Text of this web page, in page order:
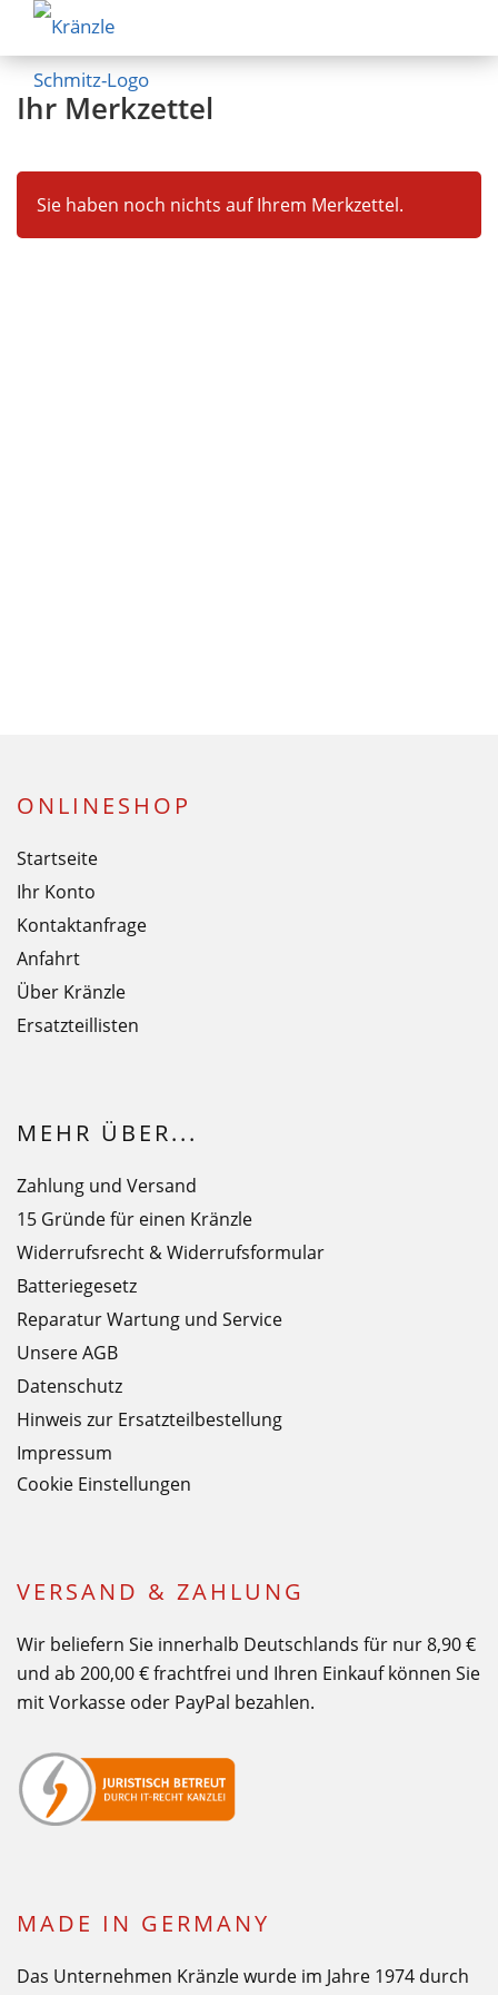
Ihr Merkzettel
Sie haben noch nichts auf Ihrem Merkzettel.
ONLINESHOP
Startseite
Ihr Konto
Kontaktanfrage
Anfahrt
Über Kränzle
Ersatzteillisten
MEHR ÜBER...
Zahlung und Versand
15 Gründe für einen Kränzle
Widerrufsrecht & Widerrufsformular
Batteriegesetz
Reparatur Wartung und Service
Unsere AGB
Datenschutz
Hinweis zur Ersatzteilbestellung
Impressum
Cookie Einstellungen
VERSAND & ZAHLUNG
Wir beliefern Sie innerhalb Deutschlands für nur 8,90 €
und ab 200,00 € frachtfrei und Ihren Einkauf können Sie
mit Vorkasse oder PayPal bezahlen.
MADE IN GERMANY
Das Unternehmen Kränzle wurde im Jahre 1974 durch